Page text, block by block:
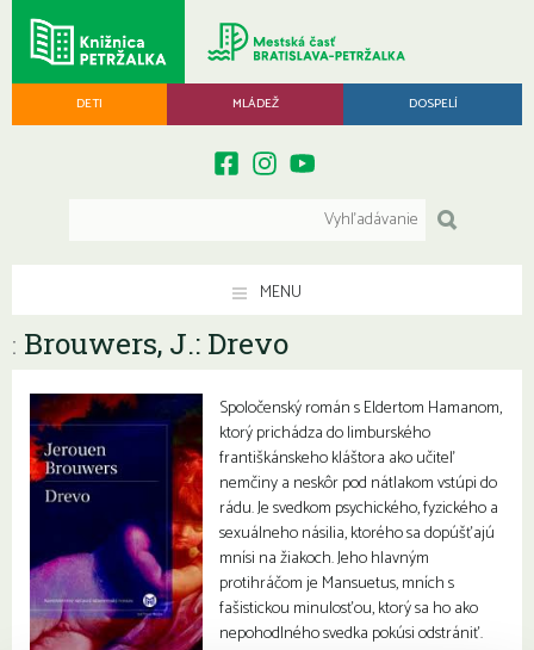
DETI MLÁDEŽ DOSPELÍ
MENU
: Brouwers, J.: Drevo
Spoločenský román s Eldertom Hamanom,
ktorý prichádza do limburského
františkánskeho kláštora ako učiteľ
nemčiny a neskôr pod nátlakom vstúpi do
rádu. Je svedkom psychického, fyzického a
sexuálneho násilia, ktorého sa dopúšťajú
mnísi na žiakoch. Jeho hlavným
protihráčom je Mansuetus, mních s
fašistickou minulosťou, ktorý sa ho ako
nepohodlného svedka pokúsi odstrániť.